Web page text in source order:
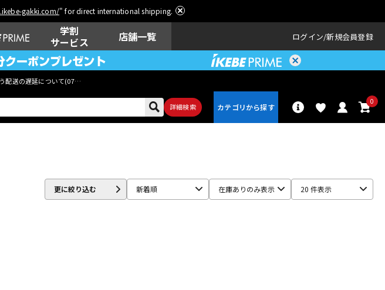
gakki.com/" for direct international shipping.
学割
サービス
店舗一覧 ログイン 新規会員登録
配送の遅延について(07月29日
詳細検索
0
更に絞り込む 新着順 在庫ありのみ表示 20 件表示